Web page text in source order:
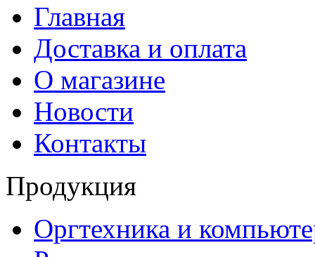
Главная
Доставка и оплата
О магазине
Новости
Контакты
Продукция
Оргтехника и